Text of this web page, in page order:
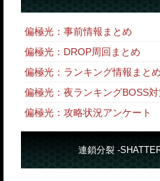
偏極光：事前情報まとめ
偏極光：DROP周回まとめ
偏極光：ランキング情報まとめ
偏極光：夜ランキングBOSS
偏極光：攻略状況アンケート
連鎖分裂 -